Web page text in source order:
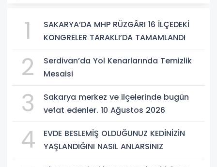
1
SAKARYA’DA MHP RÜZGÂRI 16 İLÇEDEKİ
KONGRELER TARAKLI’DA TAMAMLANDI
2
Serdivan’da Yol Kenarlarında Temizlik
Mesaisi
3
Sakarya merkez ve ilçelerinde bugün
vefat edenler. 10 Ağustos 2026
4
EVDE BESLEMİŞ OLDUĞUNUZ KEDİNİZİN
YAŞLANDIĞINI NASIL ANLARSINIZ